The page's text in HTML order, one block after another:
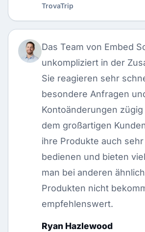
TrovaTrip
Das Team von Embed
unkompliziert in der
Sie reagieren sehr
besondere Anfragen
Kontoänderungen
dem großartigen
ihre Produkte auch
bedienen und bieten
man bei anderen
Produkten nicht
empfehlenswert.
Ryan Hazlewood